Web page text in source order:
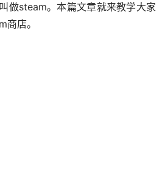
做steam。本篇文章就来教学大家
店。